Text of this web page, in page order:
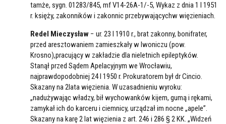
tamże, sygn. 01283/845, mf V14-26A-1/-5, Wykaz z dnia 1 I 1951
r. księży, zakonników i zakonnic przebywającychw więzieniach.
Redel Mieczysław − ur. 23 I 1910 r., brat zakonny, bonifrater,
przed aresztowaniem zamieszkały w Iwoniczu (pow.
Krosno),pracujący w zakładzie dla nieletnich epileptyków.
Stanął przed Sądem Apelacyjnym we Wrocławiu,
najprawdopodobniej 24 I 1950 r. Prokuratorem był dr Cincio.
Skazany na 2lata więzienia. W uzasadnieniu wyroku:
„nadużywając władzy, bił wychowanków kijem, gumą i rękami,
zamykał ich do karceru i ciemnicy, urządzał im nocne „apele”.
Skazany na karę 2 lat więzienia z art. 246 i 286 § 2 KK. „Widzeń